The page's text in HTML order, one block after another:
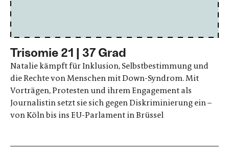
Trisomie 21 | 37 Grad
Natalie kämpft für Inklusion, Selbstbestimmung und
die Rechte von Menschen mit Down-Syndrom. Mit
Vorträgen, Protesten und ihrem Engagement als
Journalistin setzt sie sich gegen Diskriminierung ein –
von Köln bis ins EU-Parlament in Brüssel